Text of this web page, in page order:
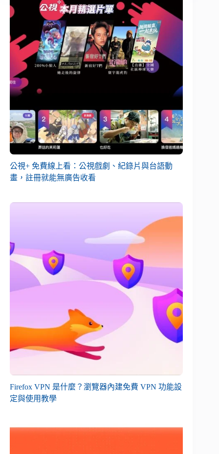
公視+ 免費線上看：公視戲劇、紀錄片與台語動
畫，註冊就能無廣告收看
Firefox VPN 是什麼？瀏覽器內建免費 VPN 功能設
定與使用教學